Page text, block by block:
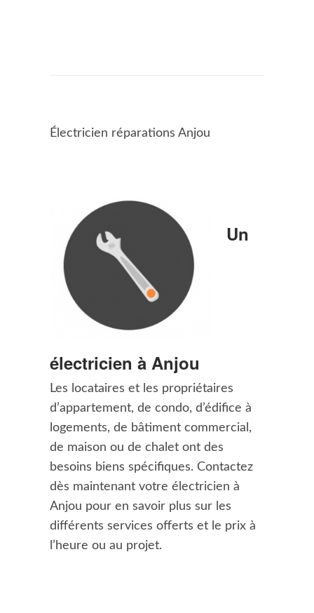
Électricien réparations Anjou
Un
électricien à Anjou
Les locataires et les propriétaires
d’appartement, de condo, d’édifice à
logements, de bâtiment commercial,
de maison ou de chalet ont des
besoins biens spécifiques. Contactez
dès maintenant votre électricien à
Anjou pour en savoir plus sur les
différents services offerts et le prix à
l’heure ou au projet.